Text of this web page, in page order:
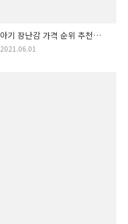
아기 장난감 가격 순위 추천
물품! 아가 장난감 목록!! (조카
2021.06.01